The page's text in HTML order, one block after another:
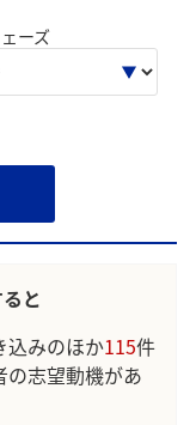
ーズ
と
込みのほか115件
の志望動機があ